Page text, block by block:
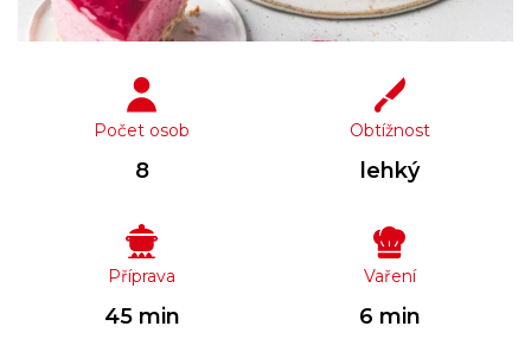
Počet osob
8
Obtížnost
lehký
Příprava
45 min
Vaření
6 min